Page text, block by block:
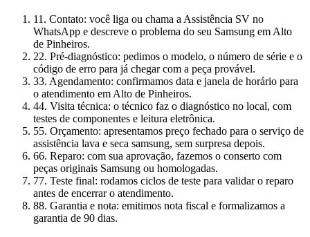
11. Contato: você liga ou chama a Assistência SV no
WhatsApp e descreve o problema do seu Samsung em Alto
de Pinheiros.
22. Pré-diagnóstico: pedimos o modelo, o número de série e o
código de erro para já chegar com a peça provável.
33. Agendamento: confirmamos data e janela de horário para
o atendimento em Alto de Pinheiros.
44. Visita técnica: o técnico faz o diagnóstico no local, com
testes de componentes e leitura eletrônica.
55. Orçamento: apresentamos preço fechado para o serviço de
assistência lava e seca samsung, sem surpresa depois.
66. Reparo: com sua aprovação, fazemos o conserto com
peças originais Samsung ou homologadas.
77. Teste final: rodamos ciclos de teste para validar o reparo
antes de encerrar o atendimento.
88. Garantia e nota: emitimos nota fiscal e formalizamos a
garantia de 90 dias.